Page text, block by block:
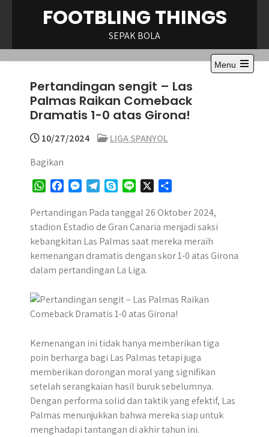
FOOTBLING THINGS
SEPAK BOLA
Menu
Open
Pertandingan sengit – Las
Palmas Raikan Comeback
Dramatis 1-0 atas Girona!
10/27/2024
LIGA SPANYOL
Bagikan
W
a
t
s
A
c
e
b
o
s
s
e
n
l
e
g
r
m
y
p
e
n
e
a
r
e
Pertandingan Pada tanggal 26 Oktober 2024,
stadion Estadio de Gran Canaria menjadi saksi
kebangkitan Las Palmas saat mereka meraih
kemenangan dramatis dengan skor 1-0 atas Girona
dalam pertandingan La Liga.
Kemenangan ini tidak hanya memberikan tiga
poin berharga bagi Las Palmas tetapi juga
memberikan dorongan moral yang signifikan
setelah serangkaian hasil buruk sebelumnya.
Dengan performa solid dan taktik yang efektif, Las
Palmas menunjukkan bahwa mereka siap untuk
menghadapi tantangan di akhir tahun ini.